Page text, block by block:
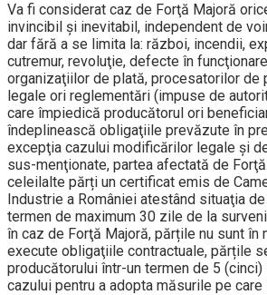
Va fi considerat caz de Forţă Majoră
invincibil şi inevitabil, independent de
dar fără a se limita la: război, incendii,
cutremur, revoluţie, defecte în
organizaţiilor de plată, procesatorilor de
legale ori reglementări (impuse de
care împiedică producătorul ori
îndeplinească obligaţiile prevăzute în
excepţia cazului modificărilor legale şi
sus-menţionate, partea afectată de
celeilalte părți un certificat emis de
Industrie a României atestând situaţia
termen de maximum 30 zile de la
în caz de Forţă Majoră, părțile nu sunt în
execute obligaţiile contractuale, părțile
producătorului într-un termen de 5
cazului pentru a adopta măsurile pe